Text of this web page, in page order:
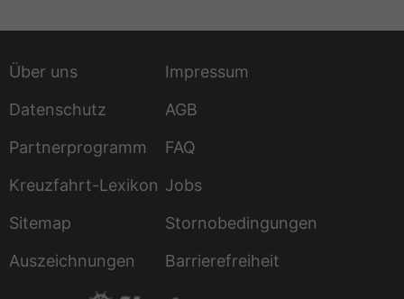
Über uns
Impressum
Datenschutz
AGB
Partnerprogramm
FAQ
Kreuzfahrt-Lexikon Jobs
Sitemap
Stornobedingungen
Auszeichnungen
Barrierefreiheit